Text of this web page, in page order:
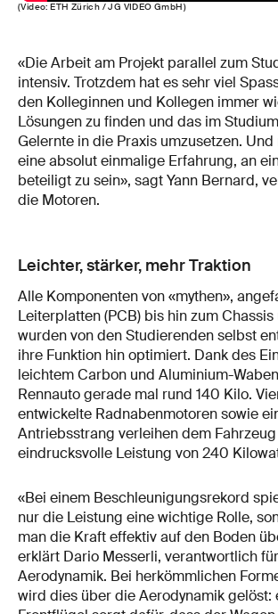
(Video: ETH Zürich / JG VIDEO GmbH)
«Die Arbeit am Projekt parallel zum
intensiv. Trotzdem hat es sehr viel
den Kolleginnen und Kollegen immer
Lösungen zu finden und das im
Gelernte in die Praxis umzusetzen.
eine absolut einmalige Erfahrung, an
beteiligt zu sein», sagt Yann Bernard,
die Motoren.
Leichter, stärker, mehr Traktion
Alle Komponenten von «mythen»,
Leiterplatten (PCB) bis hin zum
wurden von den Studierenden selbst
ihre Funktion hin optimiert. Dank des
leichtem Carbon und Aluminium-
Rennauto gerade mal rund 140 Kilo.
entwickelte Radnabenmotoren sowie
Antriebsstrang verleihen dem
eindrucksvolle Leistung von 240
«Bei einem Beschleunigungsrekord
nur die Leistung eine wichtige Rolle,
man die Kraft effektiv auf den Boden
erklärt Dario Messerli, verantwortlich
Aerodynamik. Bei herkömmlichen
wird dies über die Aerodynamik gelöst: